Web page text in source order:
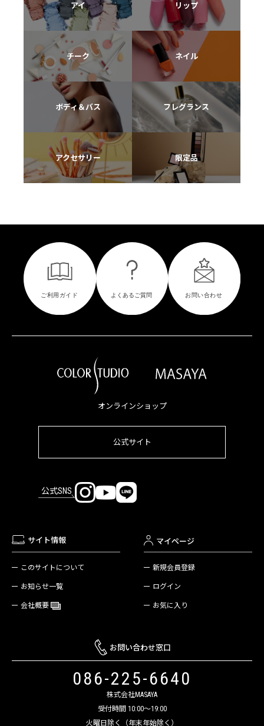
アイ リップ
チーク ネイル
ボディ＆バス フレグランス
アクセサリー 限定品
オンラインショップ
公式サイト
公式SNS
サイト情報
このサイトについて
お知らせ一覧
会社概要
マイページ
新規会員登録
ログイン
お気に入り
お問い合わせ窓口
086-225-6640
株式会社MASAYA
受付時間 10:00～19:00
火曜日除く（年末年始除く）